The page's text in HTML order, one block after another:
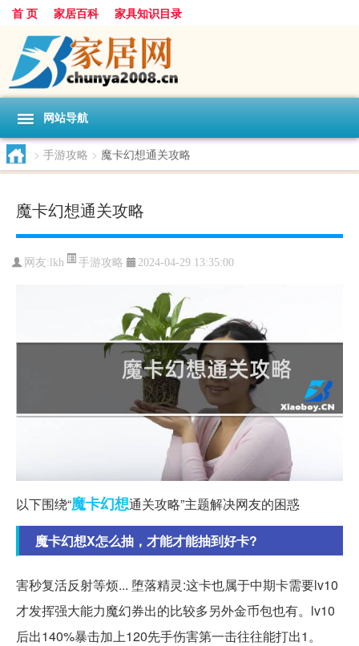
首 页 家居百科 家具知识目录
网站导航
> 手游攻略 > 魔卡幻想通关攻略
魔卡幻想通关攻略
网友: lkh 手游攻略 2024-04-29 13:35:00
以下围绕“魔卡幻想通关攻略”主题解决网友的困惑
魔卡幻想X怎么抽，才能才能抽到好卡?
害秒复活反射等烦... 堕落精灵:这卡也属于中期卡需要lv10
才发挥强大能力魔幻券出的比较多另外金币包也有。lv10
后出140%暴击加上120先手伤害第一击往往能打出1。